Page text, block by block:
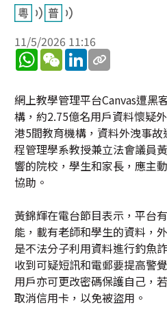
11/5/2026 11:16
WhatsApp
WeChatLinkedIn
網上教學管理平台Canvas遭黑
構，約2.75億名用戶資料懷疑
港5間教育機構，資料外洩事
程管理學系教授兼立法會議員
響的院校，學生和家長，應主
協助。
黃錦輝在電台節目表示，平台
能，載有老師和學生的資料，
是不法分子利用資料進行釣魚
收到可疑短訊和電郵要提高警
用戶亦可更改密碼保護自己，
取消信用卡，以免被盜用。